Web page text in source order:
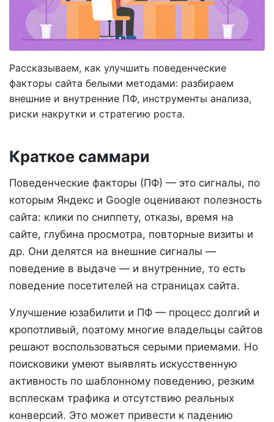
Рассказываем, как улучшить поведенческие
факторы сайта белыми методами: разбираем
внешние и внутренние ПФ, инструменты анализа,
риски накрутки и стратегию роста.
Краткое саммари
Поведенческие факторы (ПФ) — это сигналы, по
которым Яндекс и Google оценивают полезность
сайта: клики по сниппету, отказы, время на
сайте, глубина просмотра, повторные визиты и
др. Они делятся на внешние сигналы —
поведение в выдаче — и внутренние, то есть
поведение посетителей на страницах сайта.
Улучшение юзабилити и ПФ — процесс долгий и
кропотливый, поэтому многие владельцы сайтов
решают воспользоваться серыми приемами. Но
поисковики умеют выявлять искусственную
активность по шаблонному поведению, резким
всплескам трафика и отсутствию реальных
конверсий. Это может привести к падению